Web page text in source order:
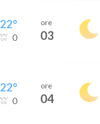
22°
0
ore
03
22°
0
ore
04